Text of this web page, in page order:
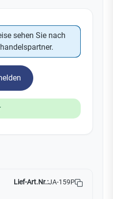
sehen Sie nach
Lief-Art.Nr.:JA-159P